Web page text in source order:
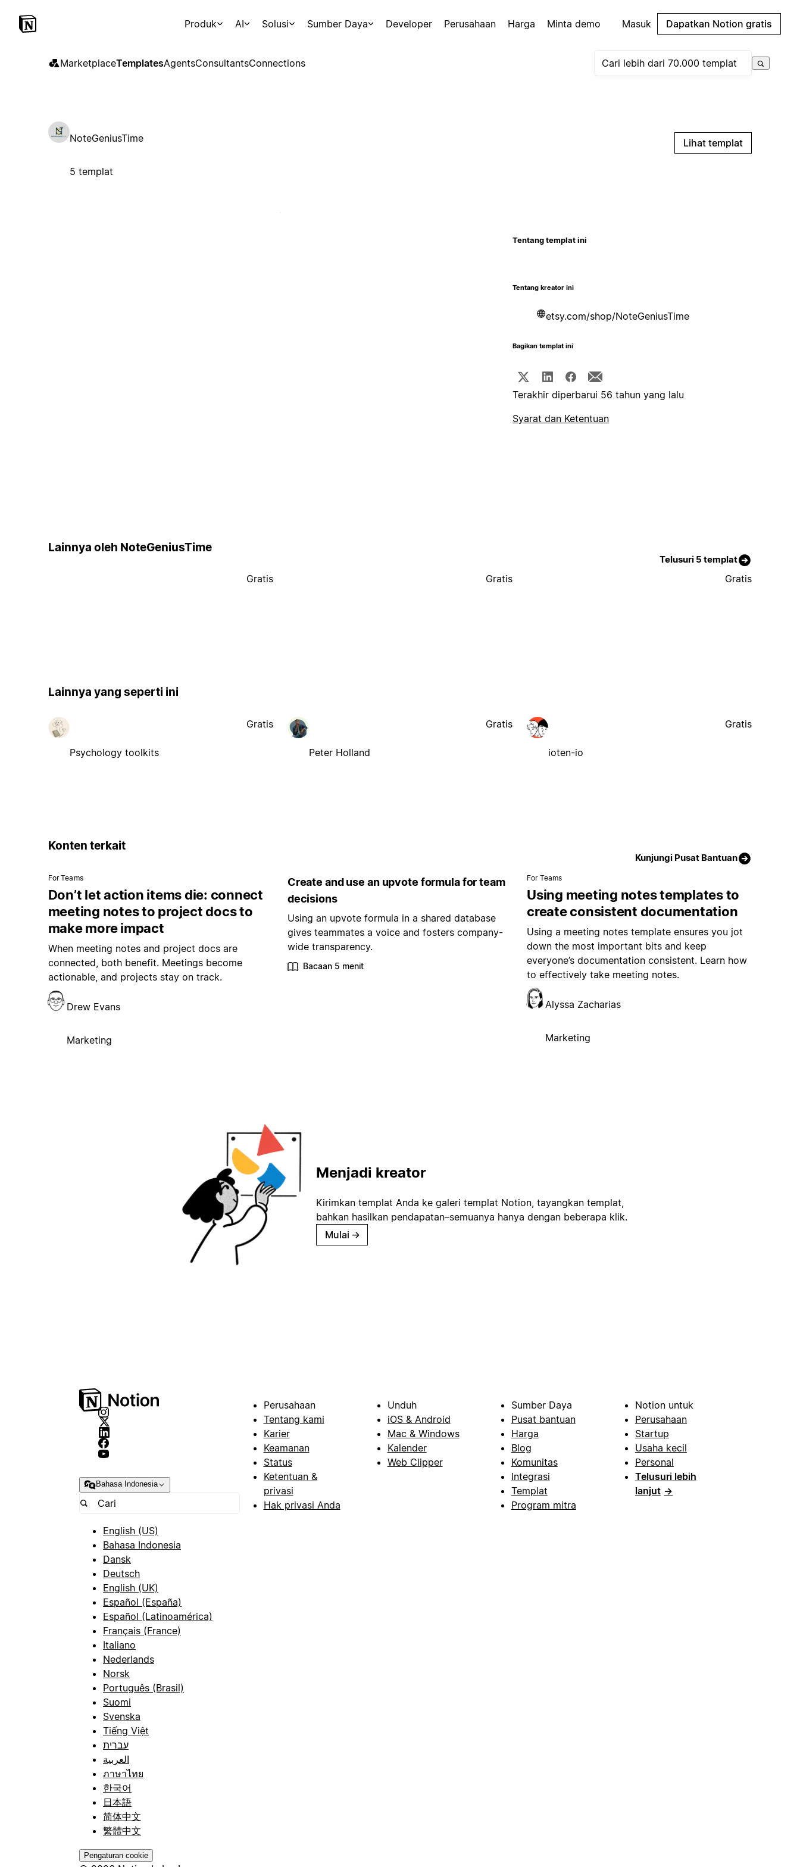
Produk AI Solusi Sumber Daya Developer Perusahaan Harga Minta demo Masuk Dapatkan Notion gratis
MarketplaceTemplatesAgentsConsultantsConnections
NoteGeniusTime
5 templat
Lihat templat
Tentang templat ini
Tentang kreator ini
etsy.com/shop/NoteGeniusTime
Bagikan templat ini
Terakhir diperbarui 56 tahun yang lalu
Syarat dan Ketentuan
Lainnya oleh NoteGeniusTime
Telusuri 5 templat
Gratis Gratis Gratis
Lainnya yang seperti ini
Psychology toolkits
Gratis
Peter Holland
Gratis
ioten-io
Gratis
Konten terkait
Kunjungi Pusat Bantuan
For Teams
Don’t let action items die: connect
meeting notes to project docs to
make more impact
When meeting notes and project docs are
connected, both benefit. Meetings become
actionable, and projects stay on track.
Drew Evans
Marketing
Create and use an upvote formula for team
decisions
Using an upvote formula in a shared database
gives teammates a voice and fosters company-
wide transparency.
Bacaan 5 menit
For Teams
Using meeting notes templates to
create consistent documentation
Using a meeting notes template ensures you jot
down the most important bits and keep
everyone’s documentation consistent. Learn how
to effectively take meeting notes.
Alyssa Zacharias
Marketing
Menjadi kreator
Kirimkan templat Anda ke galeri templat Notion, tayangkan templat,
bahkan hasilkan pendapatan–semuanya hanya dengan beberapa klik.
Mulai →
Bahasa Indonesia
English (US)
Bahasa Indonesia
Dansk
Deutsch
English (UK)
Español (España)
Español (Latinoamérica)
Français (France)
Italiano
Nederlands
Norsk
Português (Brasil)
Suomi
Svenska
Tiếng Việt
עברית
العربية
ภาษาไทย
한국어
日本語
简体中文
繁體中文
Pengaturan cookie
Perusahaan
Tentang kami
Karier
Keamanan
Status
Ketentuan &
privasi
Hak privasi Anda
Unduh
iOS & Android
Mac & Windows
Kalender
Web Clipper
Sumber Daya
Pusat bantuan
Harga
Blog
Komunitas
Integrasi
Templat
Program mitra
Notion untuk
Perusahaan
Startup
Usaha kecil
Personal
Telusuri lebih
lanjut →